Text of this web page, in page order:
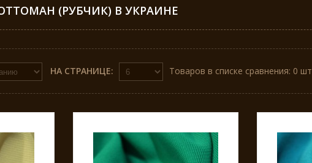
(РУБЧИК) В УКРАИНЕ
НА СТРАНИЦЕ: Товаров в списке сравнения: 0 шт